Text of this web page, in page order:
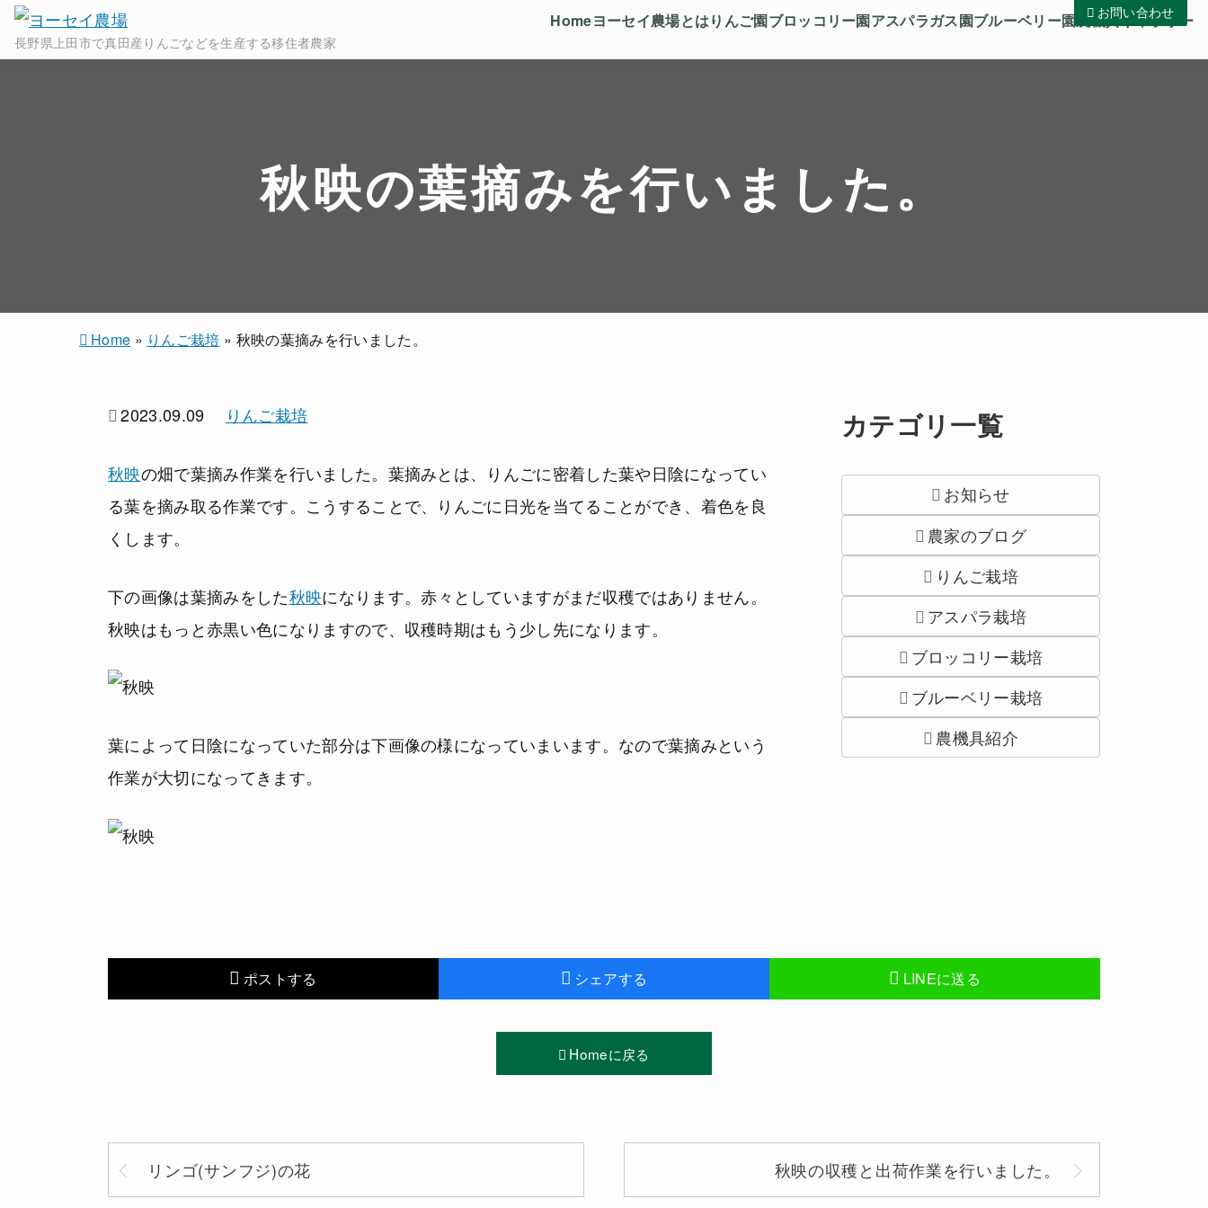
Homeヨーセイ農場とはりんご園ブロッコリー園アスパラガス園ブルーベリー園 農機具ギャラリー
お問い合わせ
長野県上田市で真田産りんごなどを生産する移住者農家
秋映の葉摘みを行いました。
Home » りんご栽培 » 秋映の葉摘みを行いました。
2023.09.09 りんご栽培
秋映の畑で葉摘み作業を行いました。葉摘みとは、りんごに密着した葉や日陰になってい
る葉を摘み取る作業です。こうすることで、りんごに日光を当てることができ、着色を良
くします。
下の画像は葉摘みをした秋映になります。赤々としていますがまだ収穫ではありません。
秋映はもっと赤黒い色になりますので、収穫時期はもう少し先になります。
葉によって日陰になっていた部分は下画像の様になっていまいます。なので葉摘みという
作業が大切になってきます。
カテゴリ一覧
お知らせ
農家のブログ
りんご栽培
アスパラ栽培
ブロッコリー栽培
ブルーベリー栽培
農機具紹介
ポストする シェアする LINEに送る
Homeに戻る
リンゴ(サンフジ)の花 秋映の収穫と出荷作業を行いました。